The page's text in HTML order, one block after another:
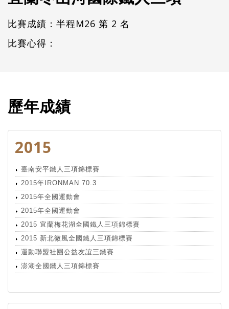
比賽成績：半程M26 第 2 名
比賽心得：
歷年成績
2015
臺南安平鐵人三項錦標賽
2015年IRONMAN 70.3
2015年全國運動會
2015年全國運動會
2015 宜蘭梅花湖全國鐵人三項錦標賽
2015 新北微風全國鐵人三項錦標賽
運動聯盟社團公益友誼三鐵賽
澎湖全國鐵人三項錦標賽